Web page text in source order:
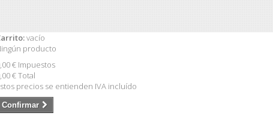
vacío
producto
€ Impuestos
€Total
precios se entienden IVA incluído
Confirmar